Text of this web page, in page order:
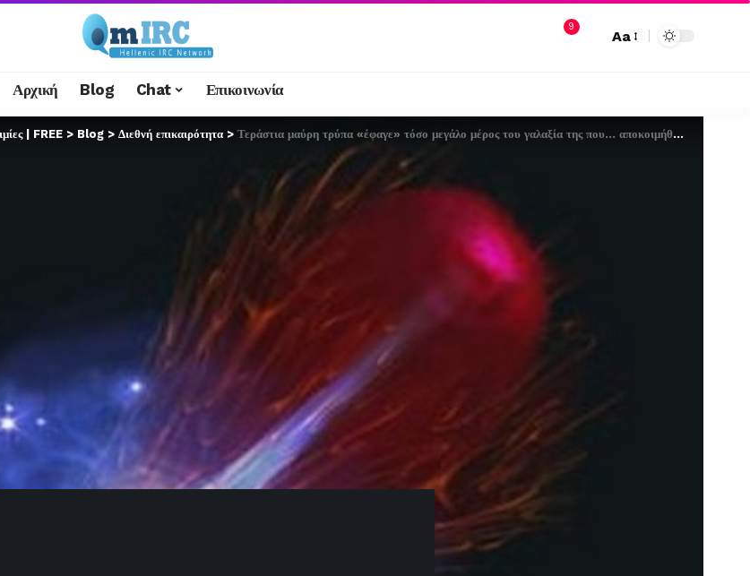
9
Aa
Αρχική Blog Chat Επικοινωνία
| FREE > Blog > Διεθνή επικαιρότητα > Τεράστια μαύρη τρύπα «έφαγε» τόσο μεγάλο μέρος του γαλαξία της που… αποκοιμήθηκε